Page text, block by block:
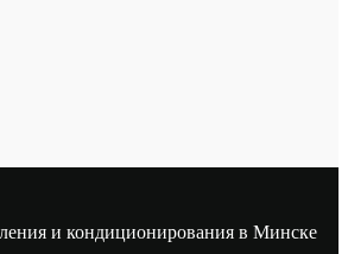
и кондиционирования в Минске